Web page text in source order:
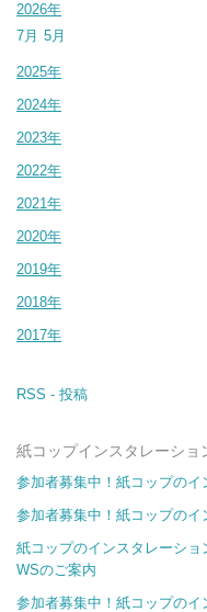
2026年
7月 5月
2025年
2024年
2023年
2022年
2021年
2020年
2019年
2018年
2017年
RSS - 投稿
紙コップインスタレーショ
参加者募集中！紙コップの
参加者募集中！紙コップの
紙コップのインスタレーシ
WSのご案内
参加者募集中！紙コップの